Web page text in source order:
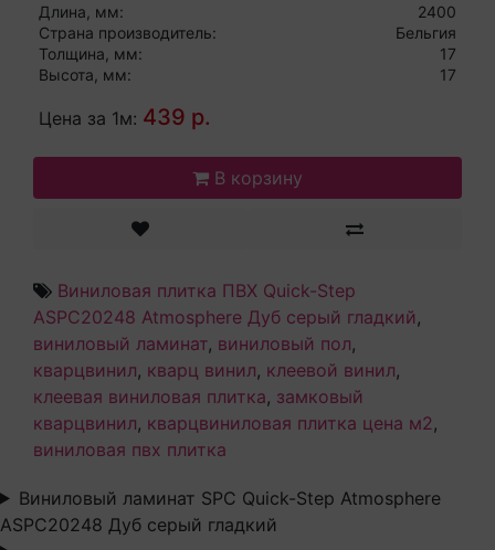
Длина, мм:
2400
Страна производитель:
Бельгия
Толщина, мм:
17
Высота, мм:
17
Цена за 1м: 439 р.
В корзину
Виниловая плитка ПВХ Quick-Step
ASPC20248 Atmosphere Дуб серый гладкий ,
виниловый ламинат, виниловый пол,
кварцвинил, кварц винил, клеевой винил,
клеевая виниловая плитка, замковый
кварцвинил, кварцвиниловая плитка цена м2 ,
виниловая пвх плитка
Виниловый ламинат SPC Quick-Step Atmosphere
ASPC20248 Дуб серый гладкий